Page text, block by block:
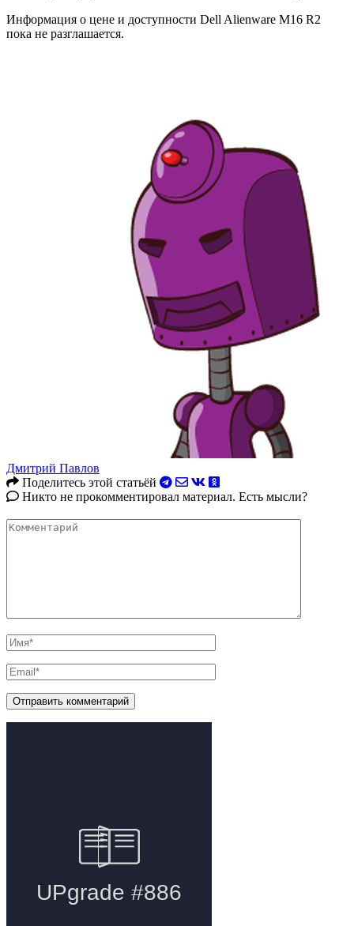
Информация о цене и доступности Dell Alienware M16 R2
пока не разглашается.
Дмитрий Павлов
Поделитесь этой статьёй
Никто не прокомментировал материал. Есть мысли?